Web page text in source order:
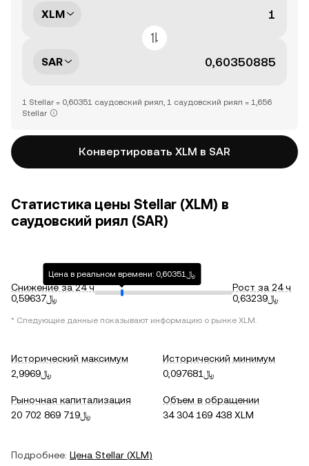
XLM
SAR
1 Stellar = 0,60351 саудовский риял, 1 саудовский риял = 1,656
Stellar
Конвертировать XLM в SAR
Статистика цены Stellar (XLM) в
саудовский риял (SAR)
Снижение за 24 ч
﷼0,59637
Цена в реальном времени: ﷼0,60351
Рост за 24 ч
﷼0,63239
* Следующие данные показывают информацию о рынке XLM.
Исторический максимум
﷼2,9969
Исторический минимум
﷼0,097681
Рыночная капитализация
﷼20 702 869 719
Объем в обращении
34 304 169 438 XLM
Подробнее: Цена Stellar (XLM)